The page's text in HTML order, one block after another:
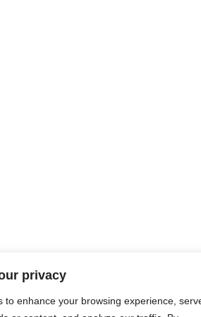
privacy
to enhance your browsing experience,